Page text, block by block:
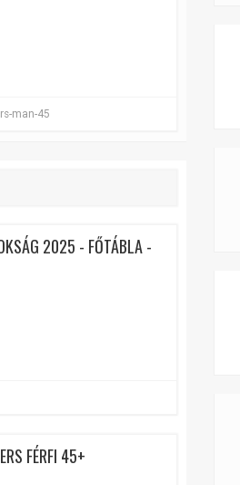
man-45
2025 - FŐTÁBLA -
FÉRFI 45+